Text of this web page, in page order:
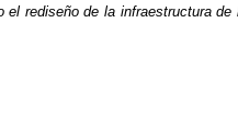
rediseño de la infraestructura